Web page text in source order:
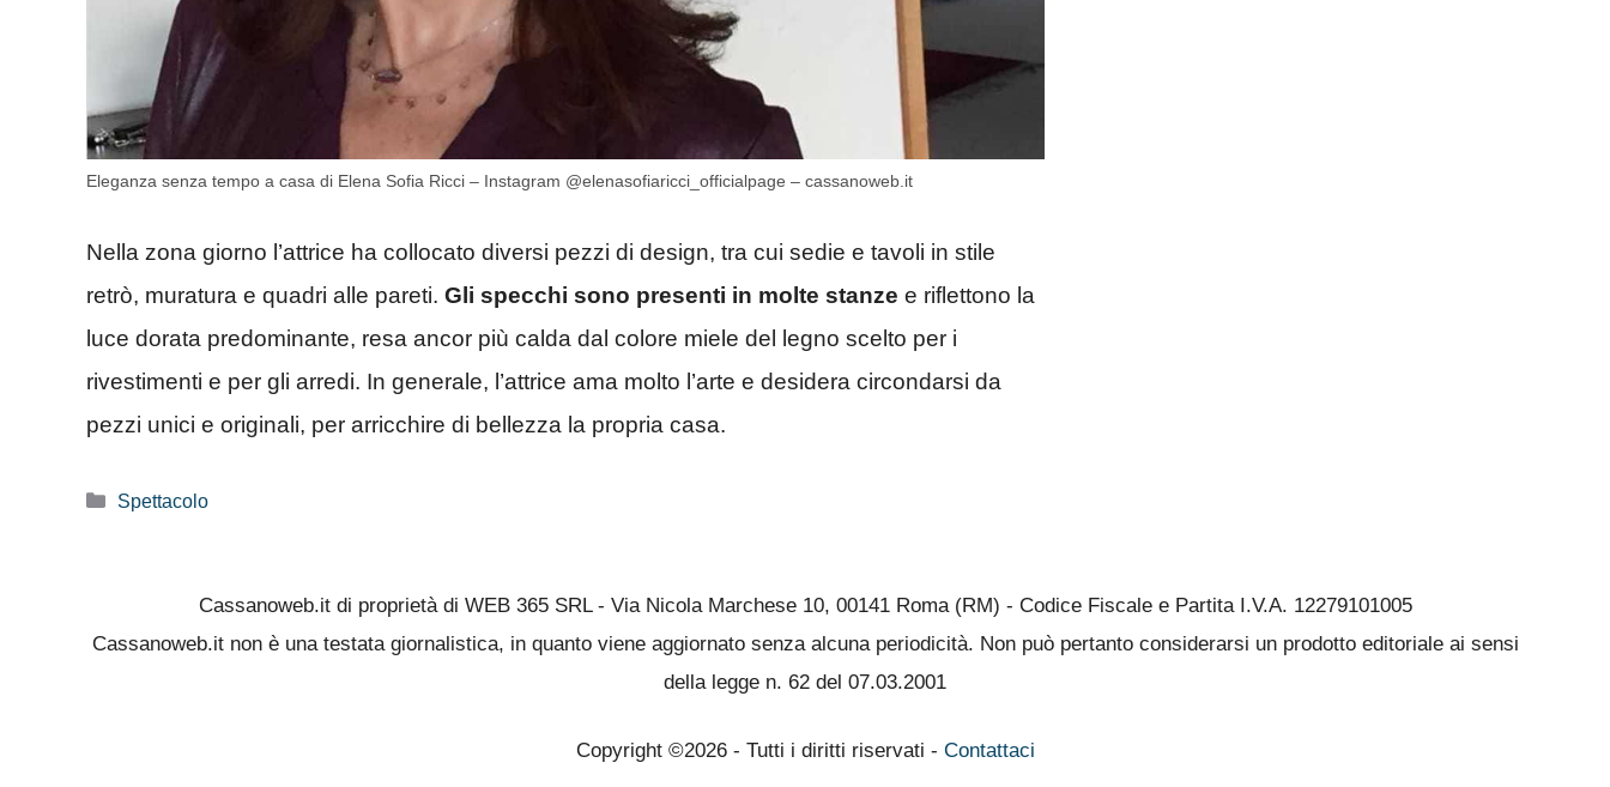
Eleganza senza tempo a casa di Elena Sofia Ricci – Instagram @elenasofiaricci_officialpage – cassanoweb.it
Nella zona giorno l’attrice ha collocato diversi pezzi di design, tra cui sedie e tavoli in stile
retrò, muratura e quadri alle pareti. Gli specchi sono presenti in molte stanze e riflettono la
luce dorata predominante, resa ancor più calda dal colore miele del legno scelto per i
rivestimenti e per gli arredi. In generale, l’attrice ama molto l’arte e desidera circondarsi da
pezzi unici e originali, per arricchire di bellezza la propria casa.
Categorie
Spettacolo
Cassanoweb.it di proprietà di WEB 365 SRL - Via Nicola Marchese 10, 00141 Roma (RM) - Codice Fiscale e Partita I.V.A. 12279101005
Cassanoweb.it non è una testata giornalistica, in quanto viene aggiornato senza alcuna periodicità. Non può pertanto considerarsi un prodotto editoriale ai sensi
della legge n. 62 del 07.03.2001
Copyright ©2026 - Tutti i diritti riservati - Contattaci